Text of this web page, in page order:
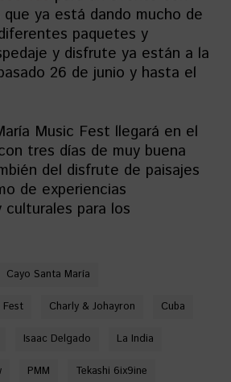
ya está dando mucho de
paquetes y
y disfrute ya están a la
26 de junio y hasta el
Music Fest llegará en el
tres días de muy buena
del disfrute de paisajes
de experiencias
para los
Cayo Santa María
Fest Charly & Johayron Cuba
Isaac Delgado La India
PMM Tekashi 6ix9ine